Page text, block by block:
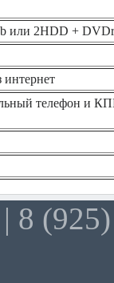
или 2HDD +
интернет
телефон и
8